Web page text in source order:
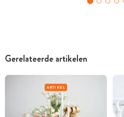
Gerelateerde artikelen
ARTIKEL